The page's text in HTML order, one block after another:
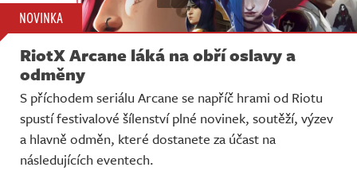
NOVINKA
RiotX Arcane láká na obří oslavy a
odměny
S příchodem seriálu Arcane se napříč hrami od Riotu
spustí festivalové šílenství plné novinek, soutěží, výzev
a hlavně odměn, které dostanete za účast na
následujících eventech.